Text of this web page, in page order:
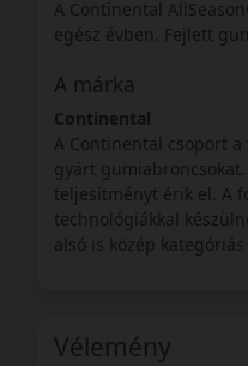
A Continental
egész évben. Fejlett
A márka
Continental
A Continental csoport a
gyárt
teljesítményt érik el. A
technológiákkal
alsó is közép
Vélemény